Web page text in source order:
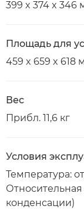
399 x 374 x 346
Площадь для
459 x 659 x 618
Вес
Прибл. 11,6 кг
Условия
Температура:
Относительная
конденсации)